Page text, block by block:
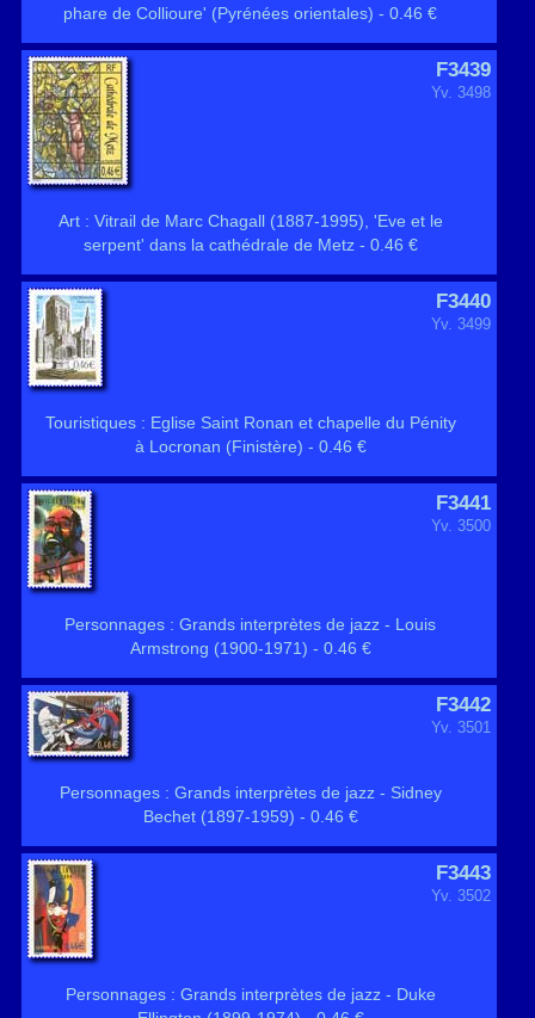
phare de Collioure' (Pyrénées orientales) - 0.46 €
F3439
Yv. 3498
Art : Vitrail de Marc Chagall (1887-1995), 'Eve et le
serpent' dans la cathédrale de Metz - 0.46 €
F3440
Yv. 3499
Touristiques : Eglise Saint Ronan et chapelle du Pénity
à Locronan (Finistère) - 0.46 €
F3441
Yv. 3500
Personnages : Grands interprètes de jazz - Louis
Armstrong (1900-1971) - 0.46 €
F3442
Yv. 3501
Personnages : Grands interprètes de jazz - Sidney
Bechet (1897-1959) - 0.46 €
F3443
Yv. 3502
Personnages : Grands interprètes de jazz - Duke